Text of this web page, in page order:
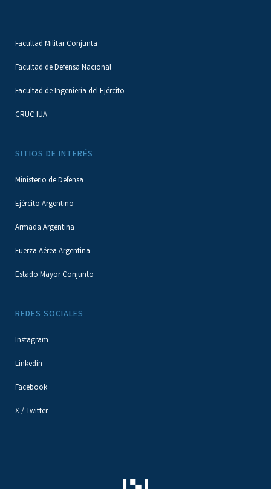
Facultad Militar Conjunta
Facultad de Defensa Nacional
Facultad de Ingeniería del Ejército
CRUC IUA
SITIOS DE INTERÉS
Ministerio de Defensa
Ejército Argentino
Armada Argentina
Fuerza Aérea Argentina
Estado Mayor Conjunto
REDES SOCIALES
Instagram
Linkedin
Facebook
X / Twitter